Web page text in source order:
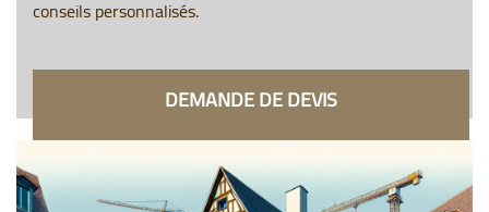
conseils personnalisés.
DEMANDE DE DEVIS